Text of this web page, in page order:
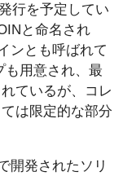
行を予定してい
と命名され
ンとも呼ばれて
も用意され、最
ているが、コレ
は限定的な部分
開発されたソリ